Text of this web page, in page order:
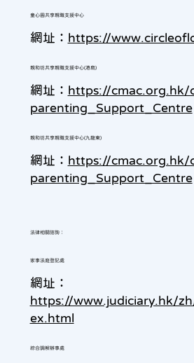
童心圓共享親職支援中心
網址： https://
親和坊共享親職支援中心(港島)
網址： https://cmac.org.hk/
parenting_Support_Centre
親和坊共享親職支援中心(九龍東)
網址： https://cmac.org.hk/
parenting_Support_Centre
家事法庭登記處
網址：
https://www.judiciary.hk/
ex.html
法律相關諮詢：
綜合調解辦事處